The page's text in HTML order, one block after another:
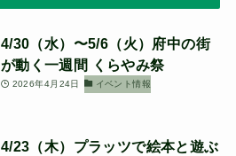
4/30（水）〜5/6（火）府中の街
が動く一週間 くらやみ祭
2026年4月24日 イベント情報
4/23（木）プラッツで絵本と遊ぶ